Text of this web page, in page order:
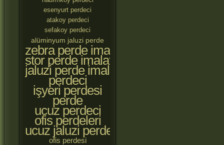
esenyurt perdeci
atakoy perdeci
sefakoy perdeci
alüminyum jaluzi perde
zebra perde imalatçıları
stor perde imalatçıları
jaluzi perde imalatçıları
perdeci
işyeri perdesi
perde
ucuz perdeci
ofis perdeleri
ucuz jaluzi perde
ofis perdesi